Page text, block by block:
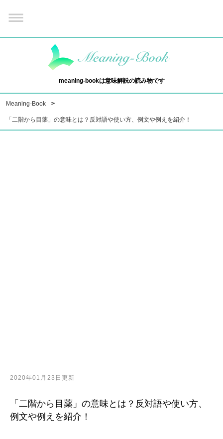
meaning-bookは意味解説の読み物です
Meaning-Book
「二階から目薬」の意味とは？反対語や使い方、例文や例えを紹介！
2020年01月23日更新
「二階から目薬」の意味とは？反対語や使い方、
例文や例えを紹介！